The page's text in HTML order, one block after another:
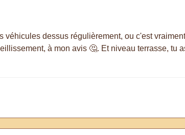
véhicules dessus régulièrement, ou c'est
à mon avis 🤔. Et niveau terrasse, tu